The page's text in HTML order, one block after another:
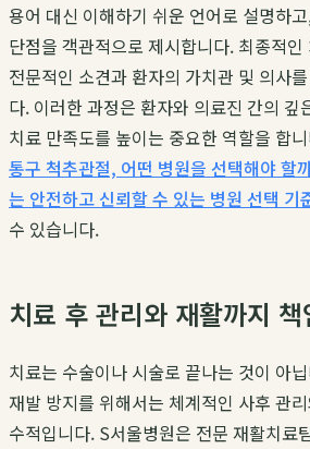
용어 대신 이해하기 쉬운 언어로 설명하
단점을 객관적으로 제시합니다. 최종적
전문적인 소견과 환자의 가치관 및 의사
다. 이러한 과정은 환자와 의료진 간의 깊
치료 만족도를 높이는 중요한 역할을 합
통구 척추관절, 어떤 병원을 선택해야 할
는 안전하고 신뢰할 수 있는 병원 선택 기
수 있습니다.
치료 후 관리와 재활까지
치료는 수술이나 시술로 끝나는 것이 아
재발 방지를 위해서는 체계적인 사후 관
수적입니다. S서울병원은 전문 재활치료